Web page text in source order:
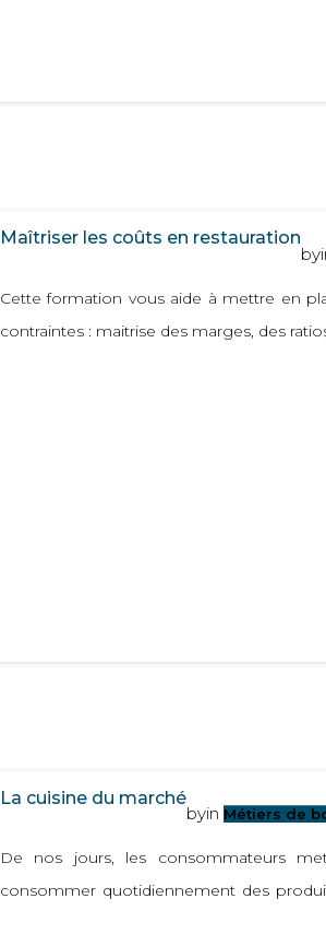
Maîtriser les coûts en restauration
by
Cette formation vous aide à mettre en
contraintes : maitrise des marges, des
La cuisine du marché
byin Métiers de
De nos jours, les consommateurs
consommer quotidiennement des